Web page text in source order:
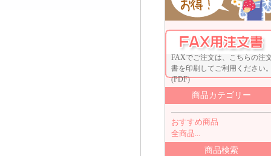
FAXでご注文は、こちらの注
書を印刷してご利用ください
(PDF)
商品カテゴリー
おすすめ商品
全商品...
商品検索